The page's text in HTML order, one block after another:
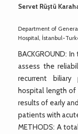
Servet Rüştü
Department of
Hospital, İstanbul-
BACKGROUND:
assess the
recurrent
hospital length
results of early
patients with
METHODS: A